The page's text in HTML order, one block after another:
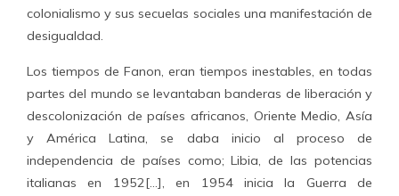
colonialismo y sus secuelas sociales una manifestación de
desigualdad.
Los tiempos de Fanon, eran tiempos inestables, en todas
partes del mundo se levantaban banderas de liberación y
descolonización de países africanos, Oriente Medio, Asía
y América Latina, se daba inicio al proceso de
independencia de países como; Libia, de las potencias
italianas en 1952[…], en 1954 inicia la Guerra de